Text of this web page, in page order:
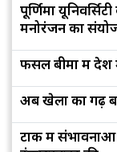
पूर्णिमा
मनोरंजन का
फसल बीमा में देश
अब खेलों का गढ़
टोंक में